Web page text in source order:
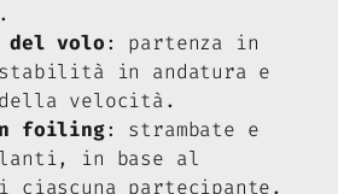
del volo: partenza in
in andatura e
velocità.
foiling: strambate e
in base al
partecipante.